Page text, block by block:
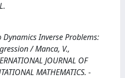
Inverse Problems:
/ Manca, V.,
JOURNAL OF
MATHEMATICS. -